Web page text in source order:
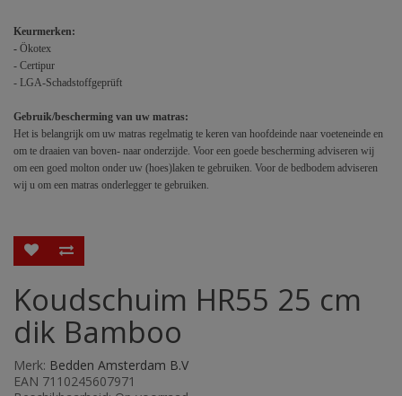
Keurmerken:
- Ökotex
- Certipur
- LGA-Schadstoffgeprüft
Gebruik/bescherming van uw matras:
Het is belangrijk om uw matras regelmatig te keren van hoofdeinde naar voeteneinde en
om te draaien van boven- naar onderzijde. Voor een goede bescherming adviseren wij
om een goed molton onder uw (hoes)laken te gebruiken. Voor de bedbodem adviseren
wij u om een matras onderlegger te gebruiken.
Koudschuim HR55 25 cm
dik Bamboo
Merk: Bedden Amsterdam B.V
EAN 7110245607971